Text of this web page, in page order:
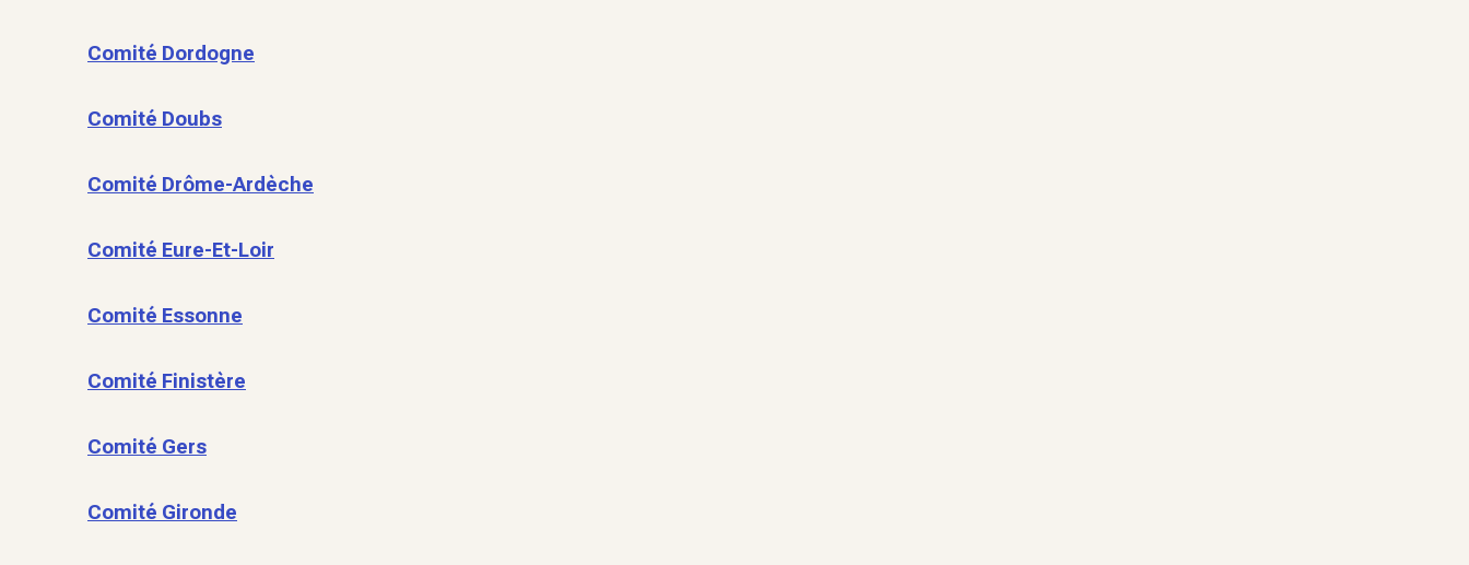
Comité Dordogne
Comité Doubs
Comité Drôme-Ardèche
Comité Eure-Et-Loir
Comité Essonne
Comité Finistère
Comité Gers
Comité Gironde